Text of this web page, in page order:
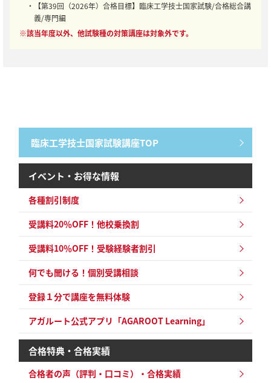
・【第39回（2026年）合格目標】臨床工学技士国家試験/合格総合講
義/専門編
※該当年度以外、他試験種の対策講座は対象外です。
臨床工学技士国家試験講座TOP
イベント・お得な情報
各種割引制度
受講料20％OFF！他校乗換割
受講料10％OFF！ 受験経験者割引
何でも聞ける！個別受講相談
登録１分で講座を無料体験
アガルート公式アプリ「AGAROOT Learning」
合格特典・合格実績
合格者の声（評判・口コミ）・合格実績